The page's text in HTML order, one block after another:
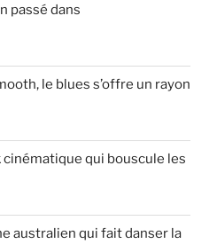
passé dans
le blues s’offre un rayon
cinématique qui bouscule les
australien qui fait danser la